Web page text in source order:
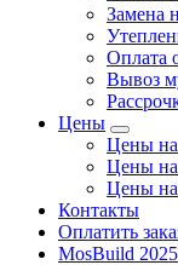
Замена
Оплата
Вывоз
Цены
Цены на
Цены
Цены на
Контакты
Оплатить
MosBuild 2025